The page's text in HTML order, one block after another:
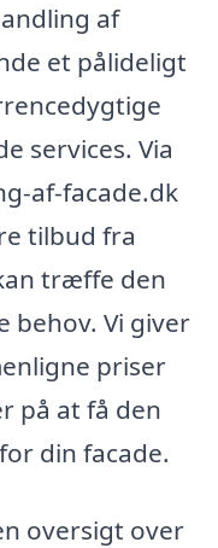
af
et pålideligt
services. Via
af-facade.dk
tilbud fra
træffe den
behov. Vi giver
priser
på at få den
din facade.
oversigt over